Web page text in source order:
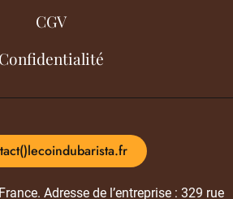
CGV
Confidentialité
Adresse de l’entreprise : 329 rue